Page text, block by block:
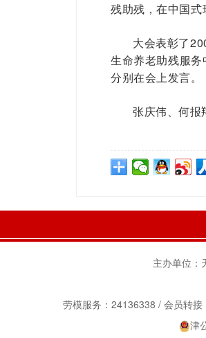
残助残，在中国
大会表彰了
生命养老助残服
分别在会上发言。
张庆伟、何报
主办单位：
劳模服务：24136338 / 会员转
津